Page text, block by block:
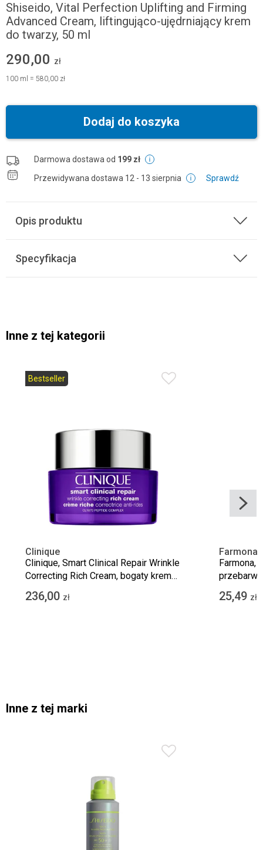
Shiseido, Vital Perfection Uplifting and Firming
Advanced Cream, liftingująco-ujędrniający krem
do twarzy, 50 ml
290,00 zł
100 ml = 580,00 zł
Dodaj do koszyka
Darmowa dostawa od 199 zł
Przewidywana dostawa 12 - 13 sierpnia Sprawdź
Opis produktu
Specyfikacja
Inne z tej kategorii
Bestseller
Clinique
Clinique, Smart Clinical Repair Wrinkle
Correcting Rich Cream, bogaty krem
korygujący zmarszczki, 50 ml
236,00 zł
Farmona
Farmona,
25,49 zł
Inne z tej marki